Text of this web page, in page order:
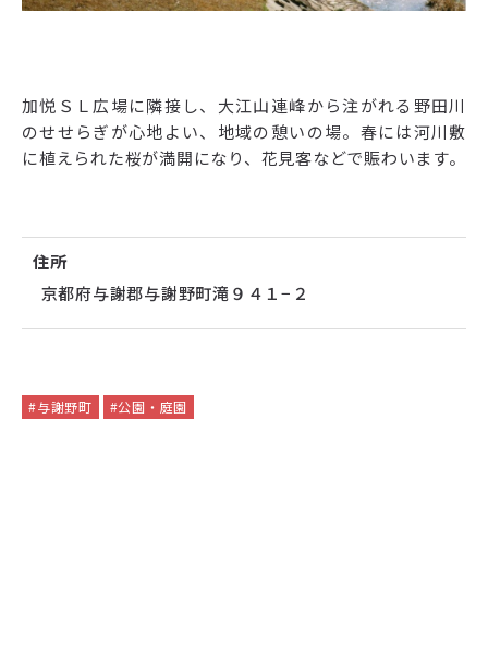
加悦ＳＬ広場に隣接し、大江山連峰から注がれる野田川
のせせらぎが心地よい、地域の憩いの場。春には河川敷
に植えられた桜が満開になり、花見客などで賑わいます。
住所
京都府与謝郡与謝野町滝９４１−２
#与謝野町 #公園・庭園